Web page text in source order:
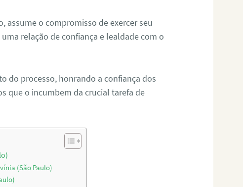
assume o compromisso de exercer seu
relação de confiança e lealdade com o
do processo, honrando a confiança dos
que o incumbem da crucial tarefa de
(São Paulo)